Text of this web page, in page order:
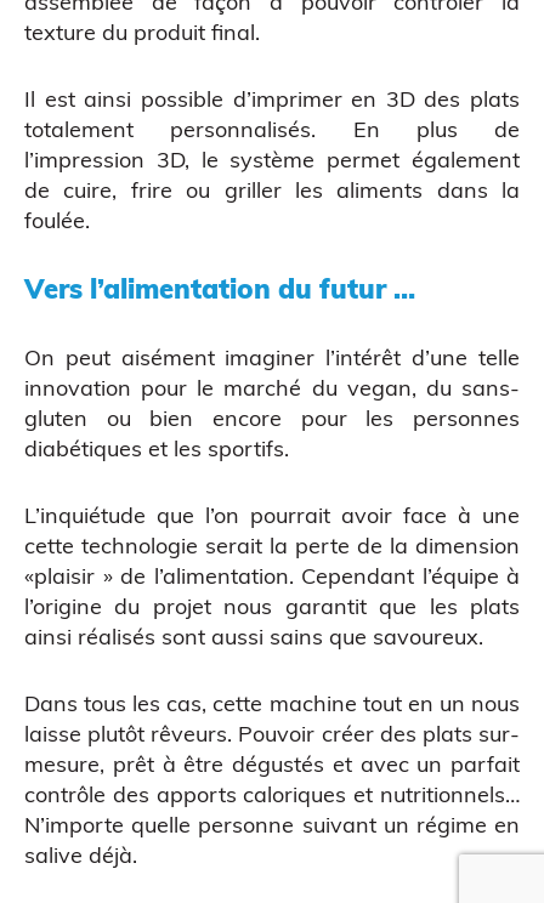
Atelier découverte
Impression 3D pour l’évènementiel
texture du produit final.
Il est ainsi possible d’imprimer en 3D des plats
totalement personnalisés. En plus de
l’impression 3D, le système permet également
de cuire, frire ou griller les aliments dans la
foulée.
Vers l’alimentation du futur …
On peut aisément imaginer l’intérêt d’une telle
innovation pour le marché du vegan, du sans-
gluten ou bien encore pour les personnes
diabétiques et les sportifs.
L’inquiétude que l’on pourrait avoir face à une
cette technologie serait la perte de la dimension
«plaisir » de l’alimentation. Cependant l’équipe à
l’origine du projet nous garantit que les plats
ainsi réalisés sont aussi sains que savoureux.
Dans tous les cas, cette machine tout en un nous
laisse plutôt rêveurs. Pouvoir créer des plats sur-
mesure, prêt à être dégustés et avec un parfait
contrôle des apports caloriques et nutritionnels…
N’importe quelle personne suivant un régime en
salive déjà.